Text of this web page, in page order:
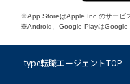
※App StoreはApple Inc.のサービ
※Android、Google PlayはGoogle
type転職エージェントTOP